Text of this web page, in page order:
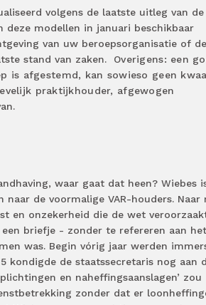
volgens de laatste uitleg van de
deze modellen in januari beschikbaar
van uw beroepsorganisatie of de
stand van zaken. Overigens: een
is afgestemd, kan sowieso geen
praktijkhouder, afgewogen
waar gaat dat heen? Wiebes
de voormalige VAR-houders. Naar
en onzekerheid die de wet
briefje - zonder te refereren aan
was. Begin vórig jaar werden
kondigde de staatssecretaris nog aan
en naheffingsaanslagen’ zou
zonder dat er